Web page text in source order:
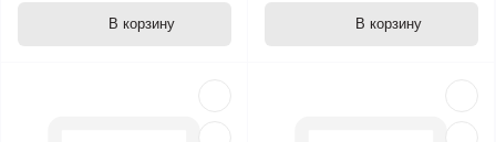
В корзину В корзину